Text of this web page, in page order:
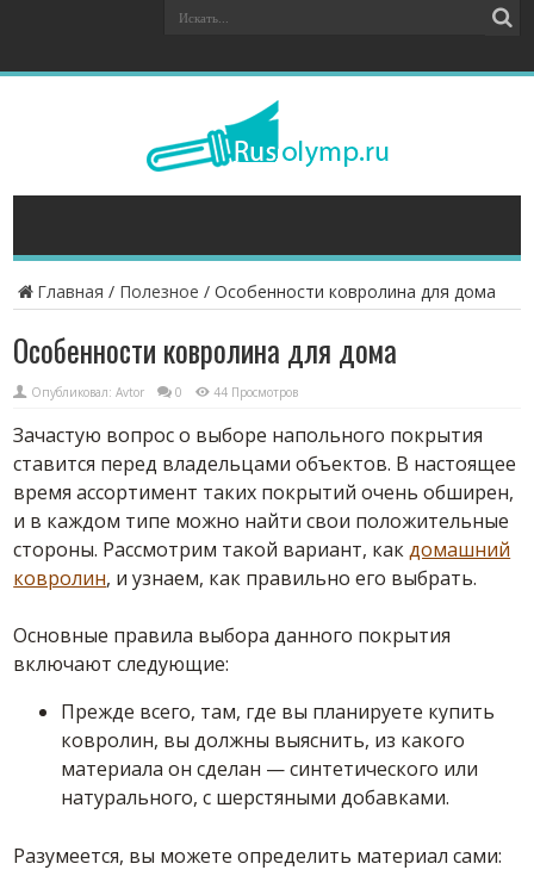
Главная / Полезное /Особенности ковролина для дома
Особенности ковролина для дома
Опубликовал:Avtor 0 44 Просмотров
Зачастую вопрос о выборе напольного покрытия
ставится перед владельцами объектов. В настоящее
время ассортимент таких покрытий очень обширен,
и в каждом типе можно найти свои положительные
стороны. Рассмотрим такой вариант, какдомашний
ковролин, и узнаем, как правильно его выбрать.
Основные правила выбора данного покрытия
включают следующие:
Прежде всего, там, где вы планируете купить
ковролин, вы должны выяснить, из какого
материала он сделан — синтетического или
натурального, с шерстяными добавками.
Разумеется, вы можете определить материал сами: